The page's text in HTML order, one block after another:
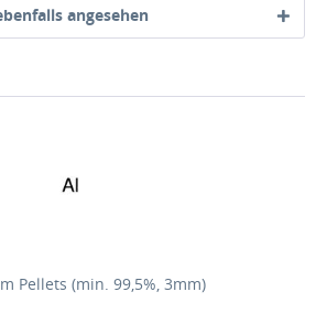
angesehen
Pellets (min. 99,5%, 3mm)